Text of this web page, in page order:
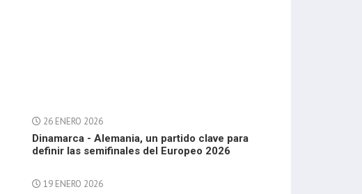
26 ENERO 2026
Dinamarca - Alemania, un partido clave para
definir las semifinales del Europeo 2026
19 ENERO 2026